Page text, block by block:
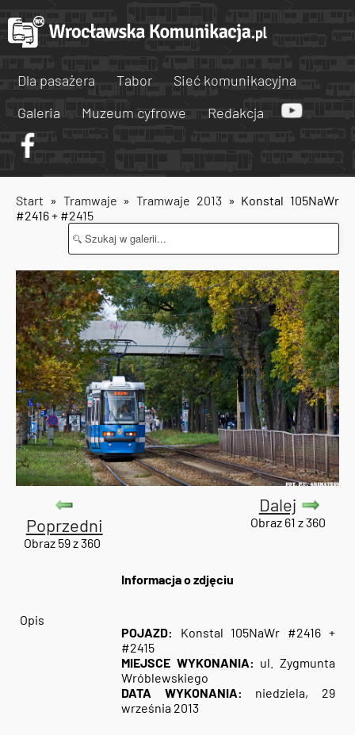
Dla pasażera Tabor
Sieć komunikacyjna
Galeria
Muzeum cyfrowe Redakcja
Start » Tramwaje » Tramwaje 2013» Konstal 105NaWr
#2416 + #2415
Poprzedni
Obraz 59 z 360
Dalej
Obraz 61 z 360
Informacja o zdjęciu
Opis
POJAZD: Konstal 105NaWr #2416 +
#2415
MIEJSCE WYKONANIA: ul. Zygmunta
Wróblewskiego
DATA WYKONANIA: niedziela, 29
września 2013